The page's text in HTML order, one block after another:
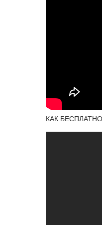
КАК